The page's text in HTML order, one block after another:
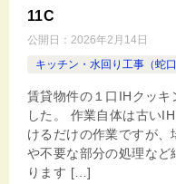
11C
公開日： 2026年2月14日
キッチン・水回り工事（蛇
賃貸物件の１口IHクッキ
した。 作業自体は古い
けるだけの作業ですが
や不要な部分の処理など
ります […]